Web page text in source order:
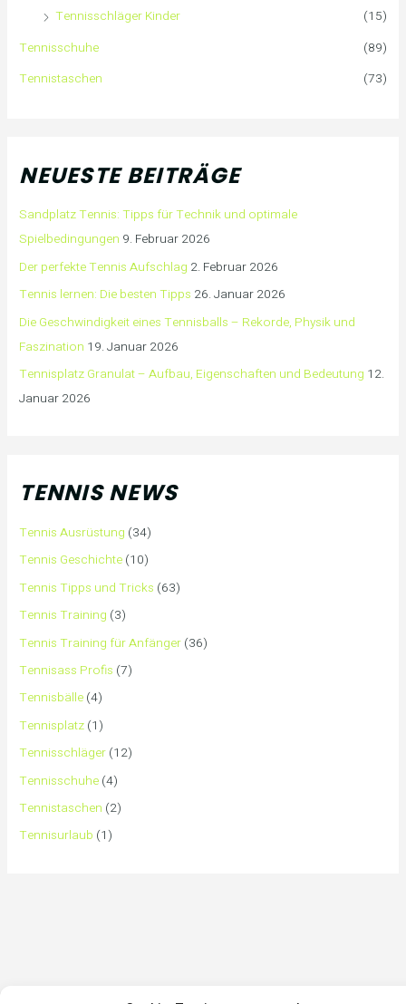
Tennisschläger Kinder
(15)
Tennisschuhe
(89)
Tennistaschen
(73)
NEUESTE BEITRÄGE
Sandplatz Tennis: Tipps für Technik und optimale
Spielbedingungen 9. Februar 2026
Der perfekte Tennis Aufschlag 2. Februar 2026
Tennis lernen: Die besten Tipps 26. Januar 2026
Die Geschwindigkeit eines Tennisballs – Rekorde, Physik und
Faszination 19. Januar 2026
Tennisplatz Granulat – Aufbau, Eigenschaften und Bedeutung 12.
Januar 2026
TENNIS NEWS
Tennis Ausrüstung (34)
Tennis Geschichte (10)
Tennis Tipps und Tricks (63)
Tennis Training (3)
Tennis Training für Anfänger (36)
Tennisass Profis (7)
Tennisbälle (4)
Tennisplatz (1)
Tennisschläger (12)
Tennisschuhe (4)
Tennistaschen (2)
Tennisurlaub (1)